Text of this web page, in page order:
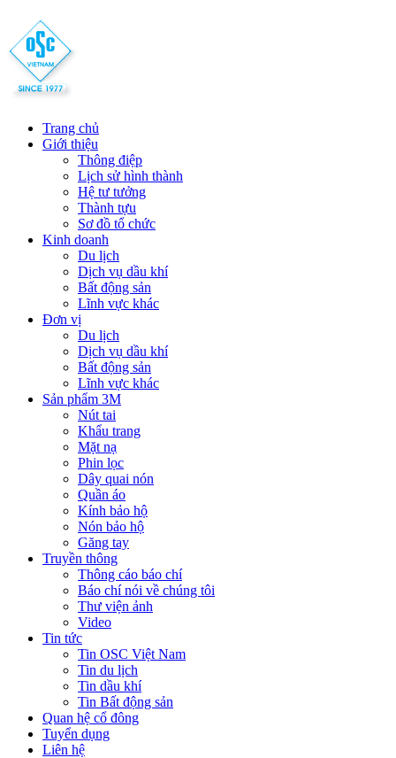
Trang chủ
Giới thiệu
Thông điệp
Lịch sử hình thành
Hệ tư tưởng
Thành tựu
Sơ đồ tổ chức
Kinh doanh
Du lịch
Dịch vụ dầu khí
Bất động sản
Lĩnh vực khác
Đơn vị
Du lịch
Dịch vụ dầu khí
Bất động sản
Lĩnh vực khác
Sản phẩm 3M
Nút tai
Khẩu trang
Mặt nạ
Phin lọc
Dây quai nón
Quần áo
Kính bảo hộ
Nón bảo hộ
Găng tay
Truyền thông
Thông cáo báo chí
Báo chí nói về chúng tôi
Thư viện ảnh
Video
Tin tức
Tin OSC Việt Nam
Tin du lịch
Tin dầu khí
Tin Bất động sản
Quan hệ cổ đông
Tuyển dụng
Liên hệ